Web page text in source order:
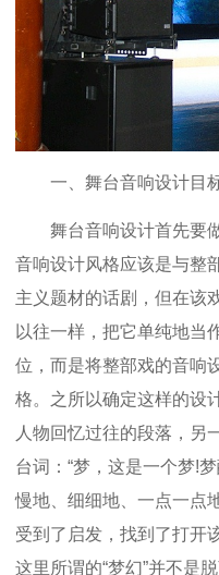
一、舞台音响设计目
舞台音响设计首先要做
音响设计风格应该是与整
主义题材的话剧，但在该
以往一样，把它单纯地当
位，而是将整部戏的音响
格。之所以确定这样的设
人物回忆过往的段落，另
台词：“梦，这是一个梦!
慢地、细细地、一点一点
受到了启发，找到了打开
这里所谓的“梦幻”并不是